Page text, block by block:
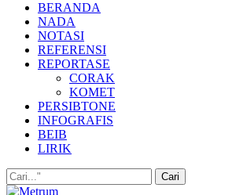
BERANDA
NADA
NOTASI
REFERENSI
REPORTASE
CORAK
KOMET
PERSIBTONE
INFOGRAFIS
BEIB
LIRIK